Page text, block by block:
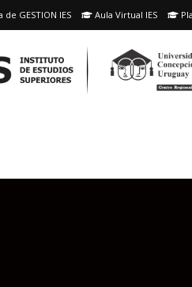
de GESTION IES Aula Virtual IES